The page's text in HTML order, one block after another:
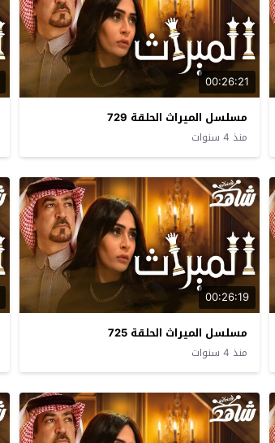
00:26:21
مسلسل الميراث الحلقة 729
منذ 4 سنوات
00:26:19
مسلسل الميراث الحلقة 725
منذ 4 سنوات